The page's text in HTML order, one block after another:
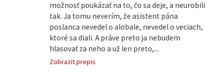
možnosť poukázať na to, čo sa deje, a neurobili
tak. Ja tomu neverím, že asistent pána
poslanca nevedel o alobale, nevedel o veciach,
ktoré sa diali. A práve preto ja nebudem
hlasovať za neho a už len preto,...
Zobrazit prepis